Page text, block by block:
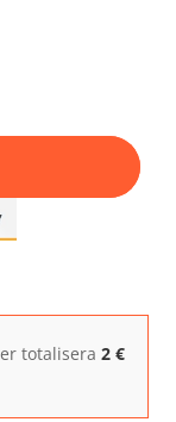
totalisera 2 €